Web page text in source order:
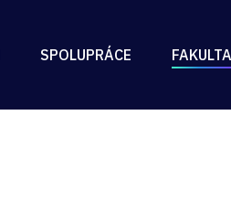
SPOLUPRÁCE FAKULTA